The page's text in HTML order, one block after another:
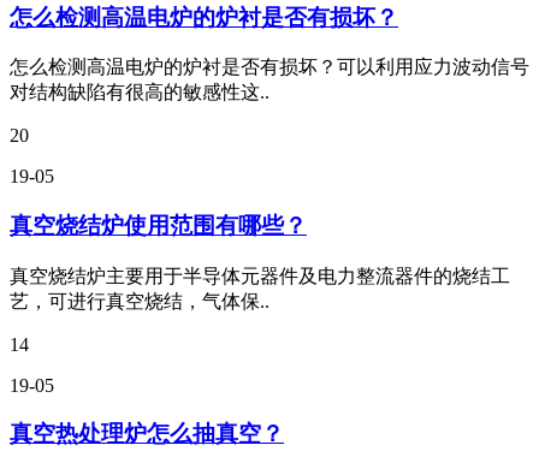
怎么检测高温电炉的炉衬是否有损坏？
怎么检测高温电炉的炉衬是否有损坏？可以利用应力波动信号
对结构缺陷有很高的敏感性这..
20
19-05
真空烧结炉使用范围有哪些？
真空烧结炉主要用于半导体元器件及电力整流器件的烧结工
艺，可进行真空烧结，气体保..
14
19-05
真空热处理炉怎么抽真空？